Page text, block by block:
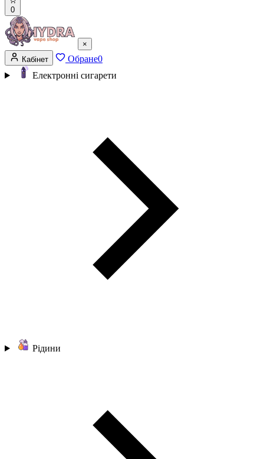
0
×
Кабінет
Обране0
Електронні сигарети
Рідини